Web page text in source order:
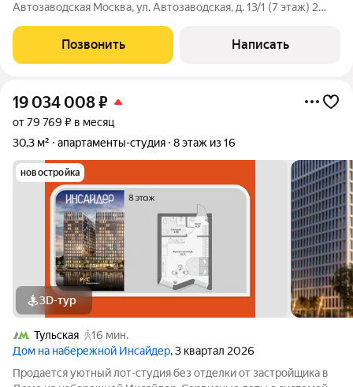
Автозаводская Москва, ул. Автозаводская, д. 13/1 (7 этаж) 2
престижном Даниловском районе Площадь апартамента 28,4
квадратных метра.
Позвонить Написать
19 034 008₽
от 79 769 ₽ в месяц
30,3 м²
апартаменты-студия 8 этаж из 16
новостройка
3D-тур
Тульская
16 мин.
Дом на набережной Инсайдер, 3 квартал 2026
Продается уютный лот-студия без отделки от застройщика в